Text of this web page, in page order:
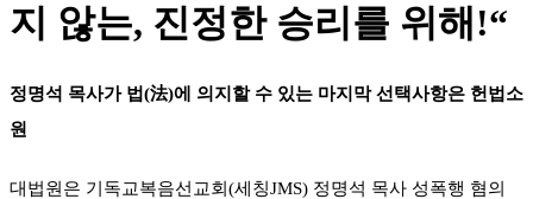
지 않는, 진정한 승리를 위해!“
정명석 목사가 법(法)에 의지할 수 있는 마지막 선택사항은 헌법소
원
대법원은 기독교복음선교회(세칭JMS) 정명석 목사 성폭행 혐의